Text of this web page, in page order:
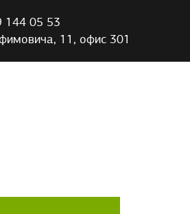
144 05 53
11, офис 301